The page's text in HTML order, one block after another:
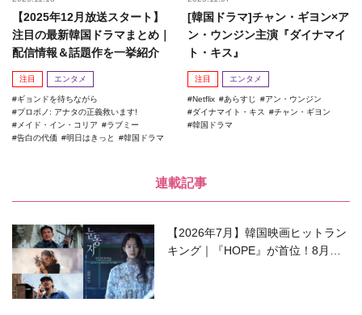
【2025年12月放送スタート】
注目の最新韓国ドラマまとめ｜
配信情報＆話題作を一挙紹介
注目 エンタメ
ギョンドを待ちながら
プロボノ: アナタの正義救います!
メイド・イン・コリア
ラブミー
告白の代価
明日はきっと 韓国ドラマ
[韓国ドラマ]チャン・ギヨン×ア
ン・ウンジン主演『ダイナマイ
ト・キス』
注目 エンタメ
Netflix あらすじ
アン・ウンジン
ダイナマイト・キス
チャン・ギヨン
韓国ドラマ
連載記事
【2026年7月】韓国映画ヒットラン
キング｜『HOPE』が首位！8月公